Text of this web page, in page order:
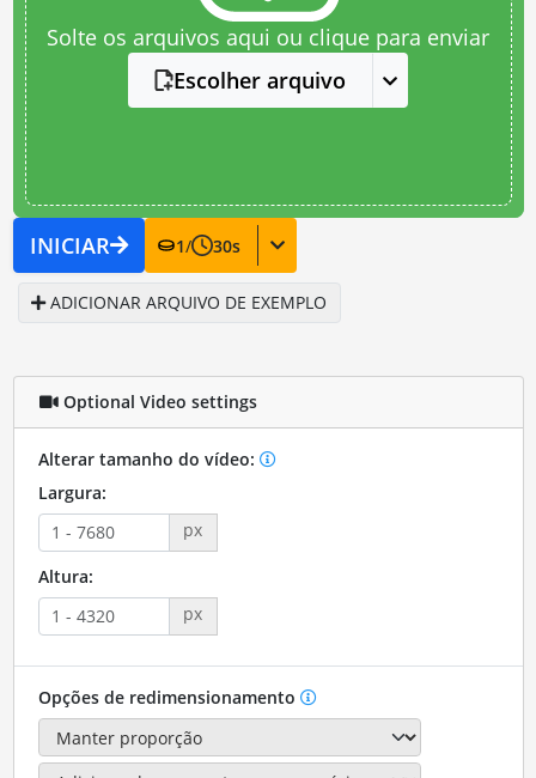
Solte os arquivos aqui ou clique para enviar
Escolher arquivo
INICIAR 1/ 30s
ADICIONAR ARQUIVO DE EXEMPLO
Optional Video settings
Alterar tamanho do vídeo:
Largura:
px
Altura:
px
Opções de redimensionamento